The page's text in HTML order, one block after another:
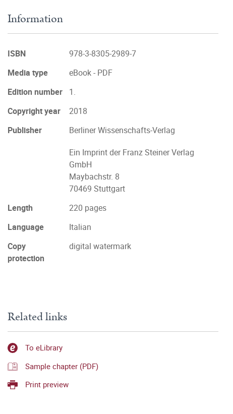
Information
ISBN
978-3-8305-2989-7
Media type
eBook - PDF
Edition number
1.
Copyright year
2018
Publisher
Berliner Wissenschafts-Verlag
Ein Imprint der Franz Steiner Verlag
GmbH
Maybachstr. 8
70469 Stuttgart
Length
220 pages
Language
Italian
Copy
protection
digital watermark
Related links
To eLibrary
Sample chapter (PDF)
Print preview